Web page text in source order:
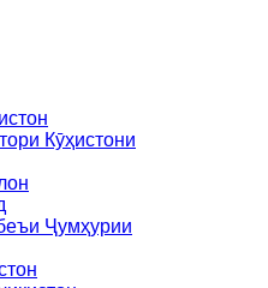
Кӯҳистони
Ҷумҳурии